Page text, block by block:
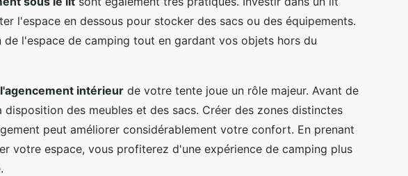
l'espace en dessous pour stocker des sacs ou des équipements.
l'espace de camping tout en gardant vos objets hors du
intérieur de votre tente joue un rôle majeur. Avant de
disposition des meubles et des sacs. Créer des zones distinctes
peut améliorer considérablement votre confort. En prenant
votre espace, vous profiterez d'une expérience de camping plus